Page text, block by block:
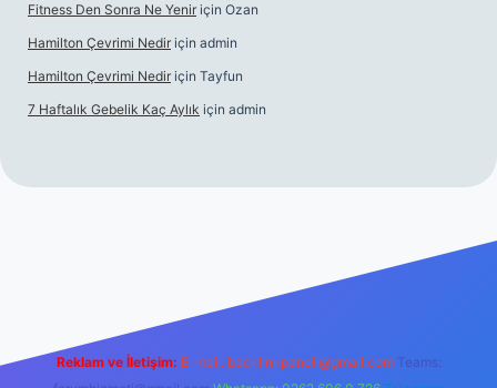
Fitness Den Sonra Ne Yenir için Ozan
Hamilton Çevrimi Nedir için admin
Hamilton Çevrimi Nedir için Tayfun
7 Haftalık Gebelik Kaç Aylık için admin
Reklam ve İletişim: E-mail: backlinkpaneli@gmail.com Teams: